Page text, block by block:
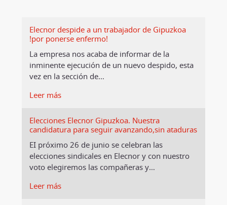
Elecnor despide a un trabajador de Gipuzkoa
!por ponerse enfermo!
La empresa nos acaba de informar de la
inminente ejecución de un nuevo despido, esta
vez en la sección de…
Leer más
Elecciones Elecnor Gipuzkoa. Nuestra
candidatura para seguir avanzando,sin ataduras
EI próximo 26 de junio se celebran las
elecciones sindicales en Elecnor y con nuestro
voto elegiremos las compañeras y…
Leer más